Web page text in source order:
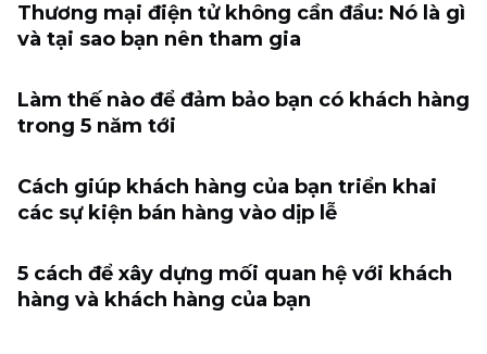
Thương mại điện tử không cần đầu: Nó là gì
và tại sao bạn nên tham gia
Làm thế nào để đảm bảo bạn có khách hàng
trong 5 năm tới
Cách giúp khách hàng của bạn triển khai
các sự kiện bán hàng vào dịp lễ
5 cách để xây dựng mối quan hệ với khách
hàng và khách hàng của bạn